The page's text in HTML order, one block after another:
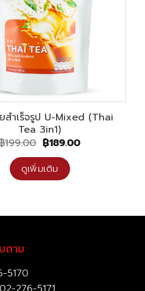
สำเร็จรูป U-Mixed (Thai
Tea 3in1)
199.00 Original
price
was:
฿199.00.
฿189.00Current
ดูเพิ่มเติม
ถาม
5170